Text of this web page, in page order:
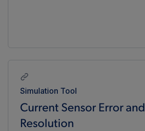
Simulation Tool
Current Sensor Error and
Resolution